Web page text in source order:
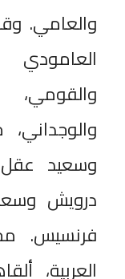
والعامي.
والقومي،
وسعيد
درويش
فرنسيس.
العربية،